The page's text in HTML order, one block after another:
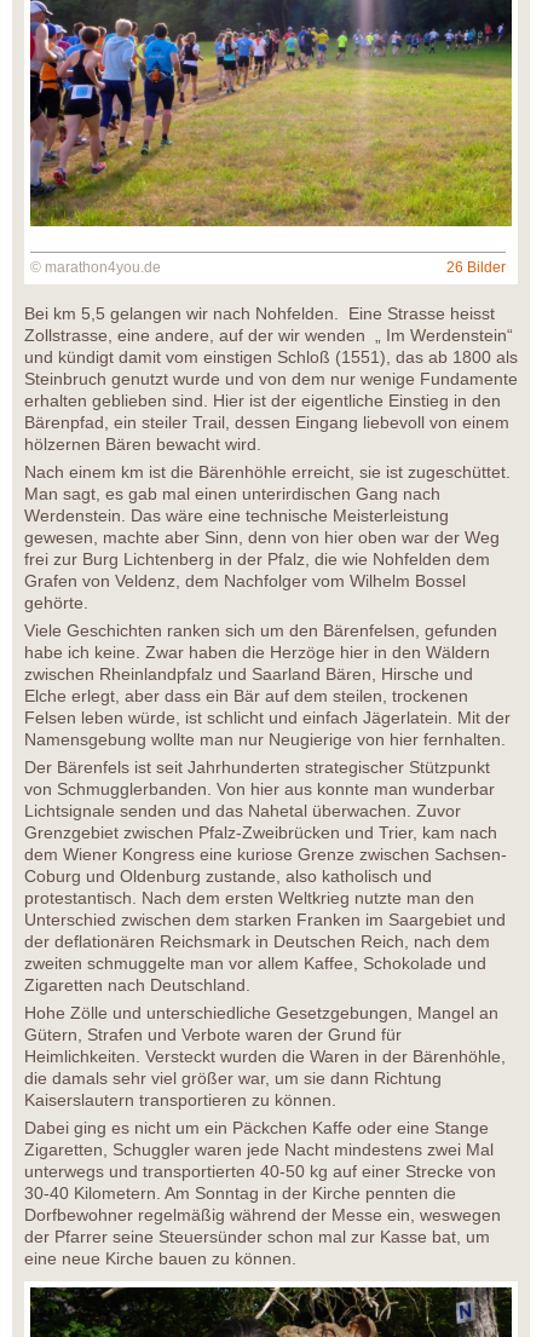
© marathon4you.de 26 Bilder
Bei km 5,5 gelangen wir nach Nohfelden. Eine Strasse heisst
Zollstrasse, eine andere, auf der wir wenden „ Im Werdenstein“
und kündigt damit vom einstigen Schloß (1551), das ab 1800 als
Steinbruch genutzt wurde und von dem nur wenige Fundamente
erhalten geblieben sind. Hier ist der eigentliche Einstieg in den
Bärenpfad, ein steiler Trail, dessen Eingang liebevoll von einem
hölzernen Bären bewacht wird.
Nach einem km ist die Bärenhöhle erreicht, sie ist zugeschüttet.
Man sagt, es gab mal einen unterirdischen Gang nach
Werdenstein. Das wäre eine technische Meisterleistung
gewesen, machte aber Sinn, denn von hier oben war der Weg
frei zur Burg Lichtenberg in der Pfalz, die wie Nohfelden dem
Grafen von Veldenz, dem Nachfolger vom Wilhelm Bossel
gehörte.
Viele Geschichten ranken sich um den Bärenfelsen, gefunden
habe ich keine. Zwar haben die Herzöge hier in den Wäldern
zwischen Rheinlandpfalz und Saarland Bären, Hirsche und
Elche erlegt, aber dass ein Bär auf dem steilen, trockenen
Felsen leben würde, ist schlicht und einfach Jägerlatein. Mit der
Namensgebung wollte man nur Neugierige von hier fernhalten.
Der Bärenfels ist seit Jahrhunderten strategischer Stützpunkt
von Schmugglerbanden. Von hier aus konnte man wunderbar
Lichtsignale senden und das Nahetal überwachen. Zuvor
Grenzgebiet zwischen Pfalz-Zweibrücken und Trier, kam nach
dem Wiener Kongress eine kuriose Grenze zwischen Sachsen-
Coburg und Oldenburg zustande, also katholisch und
protestantisch. Nach dem ersten Weltkrieg nutzte man den
Unterschied zwischen dem starken Franken im Saargebiet und
der deflationären Reichsmark in Deutschen Reich, nach dem
zweiten schmuggelte man vor allem Kaffee, Schokolade und
Zigaretten nach Deutschland.
Hohe Zölle und unterschiedliche Gesetzgebungen, Mangel an
Gütern, Strafen und Verbote waren der Grund für
Heimlichkeiten. Versteckt wurden die Waren in der Bärenhöhle,
die damals sehr viel größer war, um sie dann Richtung
Kaiserslautern transportieren zu können.
Dabei ging es nicht um ein Päckchen Kaffe oder eine Stange
Zigaretten, Schuggler waren jede Nacht mindestens zwei Mal
unterwegs und transportierten 40-50 kg auf einer Strecke von
30-40 Kilometern. Am Sonntag in der Kirche pennten die
Dorfbewohner regelmäßig während der Messe ein, weswegen
der Pfarrer seine Steuersünder schon mal zur Kasse bat, um
eine neue Kirche bauen zu können.